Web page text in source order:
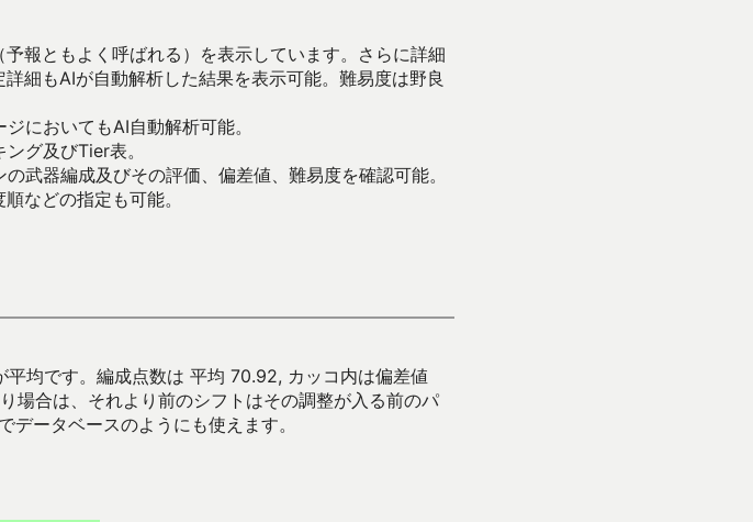
報ともよく呼ばれる）を表示しています。さらに詳細
細もAIが自動解析した結果を表示可能。難易度は野良
においてもAI自動解析可能。
グ及びTier表。
武器編成及びその評価、偏差値、難易度を確認可能。
などの指定も可能。
均です。編成点数は 平均 70.92, カッコ内は偏差値
場合は、それより前のシフトはその調整が入る前のパ
ータベースのようにも使えます。